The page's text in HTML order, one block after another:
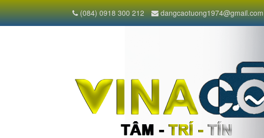
(084) 0918 300 212 dangcaotuong1974@gmail.com